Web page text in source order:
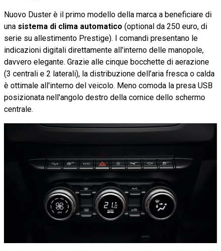
Nuovo Duster è il primo modello della marca a beneficiare di
una sistema di clima automatico (optional da 250 euro, di
serie su allestimento Prestige). I comandi presentano le
indicazioni digitali direttamente all'interno delle manopole,
davvero elegante. Grazie alle cinque bocchette di aerazione
(3 centrali e 2 laterali), la distribuzione dell’aria fresca o calda
è ottimale all'interno del veicolo. Meno comoda la presa USB
posizionata nell'angolo destro della cornice dello schermo
centrale.